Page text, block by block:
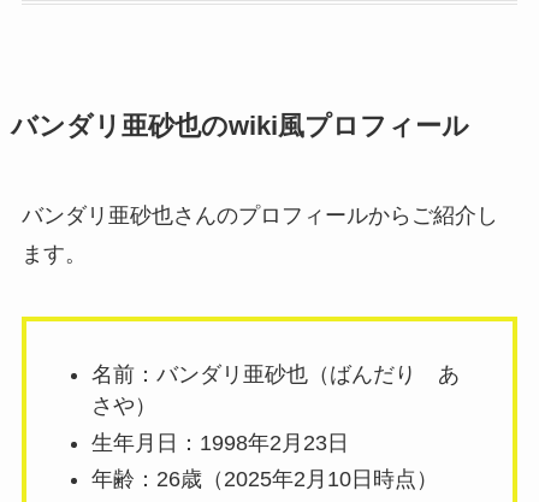
バンダリ亜砂也のwiki風プロフィール
バンダリ亜砂也さんのプロフィールからご紹介し
ます。
名前：バンダリ亜砂也（ばんだり あ
さや）
生年月日：1998年2月23日
年齢：26歳（2025年2月10日時点）